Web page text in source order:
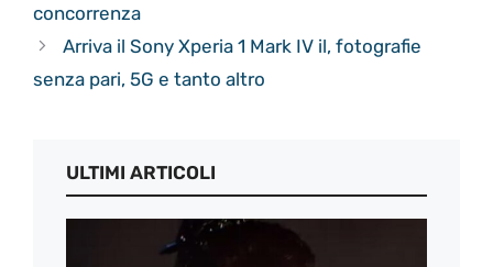
concorrenza
Arriva il Sony Xperia 1 Mark IV il, fotografie
senza pari, 5G e tanto altro
ULTIMI ARTICOLI